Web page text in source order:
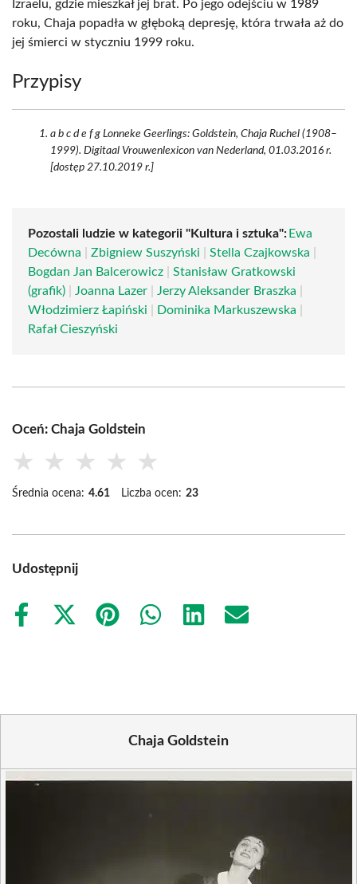
Izraelu, gdzie mieszkał jej brat. Po jego odejściu w 1989
roku, Chaja popadła w głęboką depresję, która trwała aż do
jej śmierci w styczniu 1999 roku.
Przypisy
a b c d e f g Lonneke Geerlings: Goldstein, Chaja Ruchel (1908–
1999). Digitaal Vrouwenlexicon van Nederland, 01.03.2016 r.
[dostęp 27.10.2019 r.]
Pozostali ludzie w kategorii "Kultura i sztuka": Ewa
Decówna
Zbigniew Suszyński Stella Czajkowska
Bogdan Jan Balcerowicz
Stanisław Gratkowski
(grafik)
Joanna Lazer Jerzy Aleksander Braszka
Włodzimierz Łapiński
Dominika Markuszewska
Rafał Cieszyński
Oceń: Chaja Goldstein
★ ★ ★ ★ ★
Średnia ocena: 4.61 Liczba ocen: 23
Udostępnij
Share
Share
Share
Share
Share
Share
Chaja Goldstein